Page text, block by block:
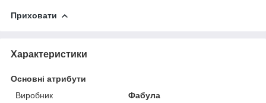
Приховати
Характеристики
Основні атрибути
Виробник
Фабула